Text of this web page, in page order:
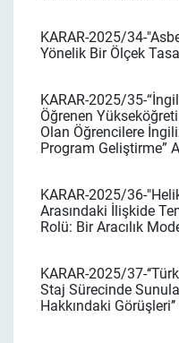
KARAR-2025/34-
Yönelik Bir Ölçek
KARAR-2025/35-
Öğrenen
Olan Öğrencilere
Program Geliştirme”
KARAR-2025/36-
Arasındaki İlişkide
Rolü: Bir Aracılık
KARAR-2025/37-
Staj Sürecinde
Hakkındaki